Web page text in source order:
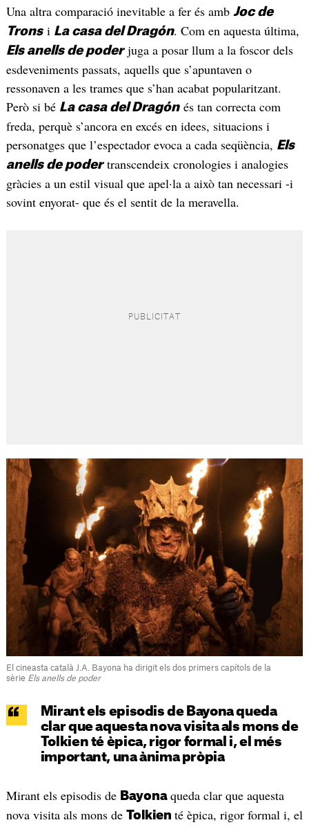
Una altra comparació inevitable a fer és amb Joc de
Tronsi La casa del Dragón. Com en aquesta última,
Els anells de poderjuga a posar llum a la foscor dels
esdeveniments passats, aquells que s’apuntaven o
ressonaven a les trames que s’han acabat popularitzant.
Però si bé La casa del Dragónés tan correcta com
freda, perquè s’ancora en excés en idees, situacions i
personatges que l’espectador evoca a cada seqüència, Els
anells de podertranscendeix cronologies i analogies
gràcies a un estil visual que apel·la a això tan necessari -i
sovint enyorat- que és el sentit de la meravella.
El cineasta català J.A. Bayona ha dirigit els dos primers capítols de la
sèrie Els anells de poder
Mirant els episodis de Bayona queda
clar que aquesta nova visita als mons de
Tolkien té èpica, rigor formal i, el més
important, una ànima pròpia
Mirant els episodis de Bayona queda clar que aquesta
nova visita als mons de Tolkien té èpica, rigor formal i, el